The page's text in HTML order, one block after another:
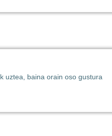
uztea, baina orain oso gustura